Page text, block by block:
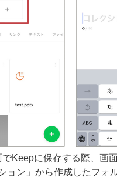
でKeepに保存する際、画
ョン」から作成したフォ